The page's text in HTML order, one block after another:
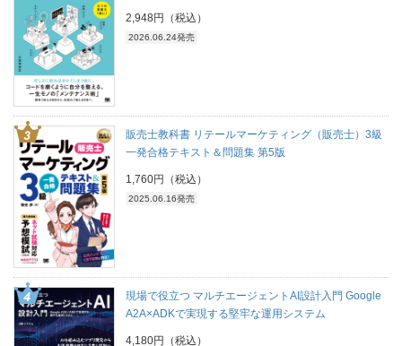
2,948円（税込）
2026.06.24発売
販売士教科書 リテールマーケティング（販売士）3級
一発合格テキスト＆問題集 第5版
1,760円（税込）
2025.06.16発売
現場で役立つ マルチエージェントAI設計入門 Google
A2A×ADKで実現する堅牢な運用システム
4,180円（税込）